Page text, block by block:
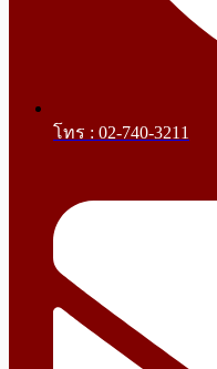
โทร : 02-740-3211